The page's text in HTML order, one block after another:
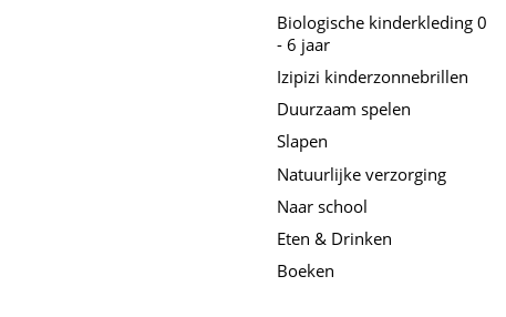
Biologische kinderkleding 0
- 6 jaar
Izipizi kinderzonnebrillen
Duurzaam spelen
Slapen
Natuurlijke verzorging
Naar school
Eten & Drinken
Boeken